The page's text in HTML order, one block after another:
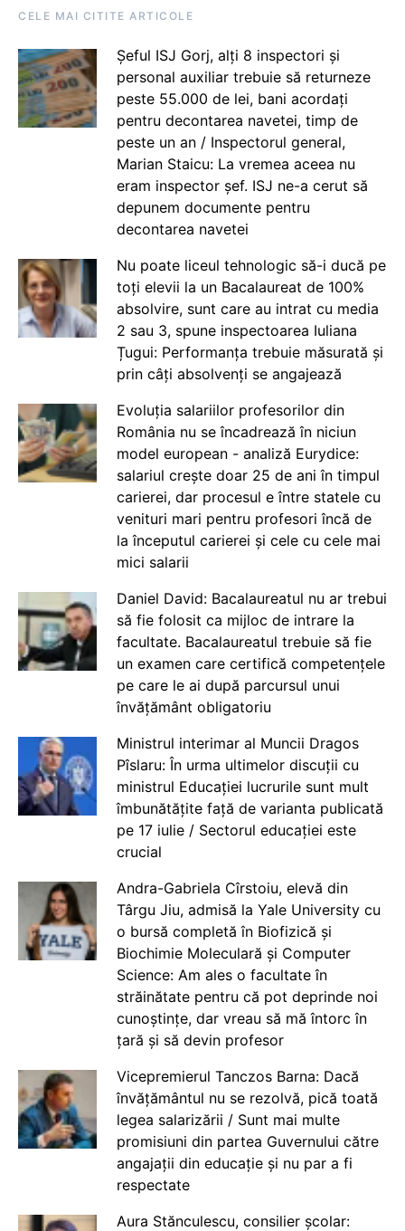
CELE MAI CITITE ARTICOLE
Șeful ISJ Gorj, alți 8 inspectori și
personal auxiliar trebuie să returneze
peste 55.000 de lei, bani acordați
pentru decontarea navetei, timp de
peste un an / Inspectorul general,
Marian Staicu: La vremea aceea nu
eram inspector șef. ISJ ne-a cerut să
depunem documente pentru
decontarea navetei
Nu poate liceul tehnologic să-i ducă pe
toți elevii la un Bacalaureat de 100%
absolvire, sunt care au intrat cu media
2 sau 3, spune inspectoarea Iuliana
Țugui: Performanța trebuie măsurată și
prin câți absolvenți se angajează
Evoluția salariilor profesorilor din
România nu se încadrează în niciun
model european - analiză Eurydice:
salariul crește doar 25 de ani în timpul
carierei, dar procesul e între statele cu
venituri mari pentru profesori încă de
la începutul carierei și cele cu cele mai
mici salarii
Daniel David: Bacalaureatul nu ar trebui
să fie folosit ca mijloc de intrare la
facultate. Bacalaureatul trebuie să fie
un examen care certifică competențele
pe care le ai după parcursul unui
învățământ obligatoriu
Ministrul interimar al Muncii Dragos
Pîslaru: În urma ultimelor discuții cu
ministrul Educației lucrurile sunt mult
îmbunătățite față de varianta publicată
pe 17 iulie / Sectorul educației este
crucial
Andra-Gabriela Cîrstoiu, elevă din
Târgu Jiu, admisă la Yale University cu
o bursă completă în Biofizică și
Biochimie Moleculară și Computer
Science: Am ales o facultate în
străinătate pentru că pot deprinde noi
cunoștințe, dar vreau să mă întorc în
țară și să devin profesor
Vicepremierul Tanczos Barna: Dacă
învățământul nu se rezolvă, pică toată
legea salarizării / Sunt mai multe
promisiuni din partea Guvernului către
angajații din educație și nu par a fi
respectate
Aura Stănculescu, consilier școlar: